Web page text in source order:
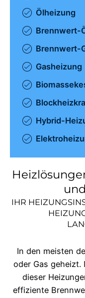
Ölheizung
Brennwert-
Brennwert-
Gasheizung
Hybrid-
IHR
In den meisten
oder Gas geheizt.
dieser
effiziente